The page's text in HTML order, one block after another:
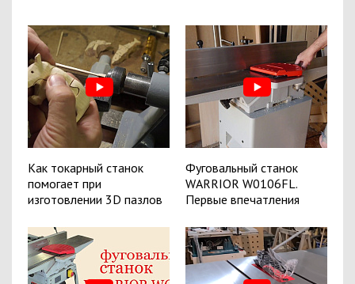
Как токарный станок
помогает при
изготовлении 3D пазлов
Фуговальный станок
WARRIOR W0106FL.
Первые впечатления